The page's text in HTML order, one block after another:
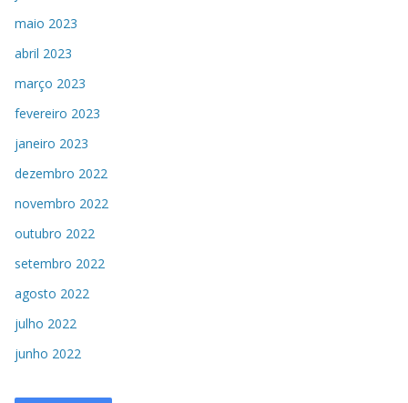
maio 2023
abril 2023
março 2023
fevereiro 2023
janeiro 2023
dezembro 2022
novembro 2022
outubro 2022
setembro 2022
agosto 2022
julho 2022
junho 2022